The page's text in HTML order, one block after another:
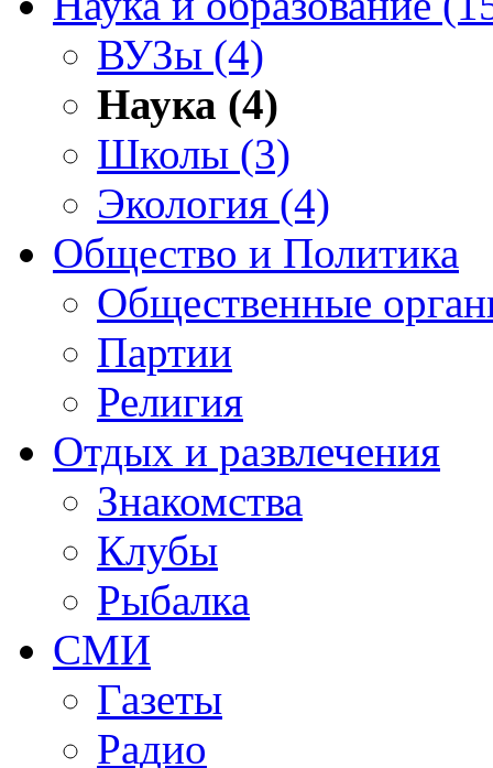
ВУЗы (4)
Наука (4)
Школы (3)
Экология (4)
Общество и Политика
Общественные
Партии
Религия
Отдых и развлечения
Знакомства
Клубы
Рыбалка
СМИ
Газеты
Радио